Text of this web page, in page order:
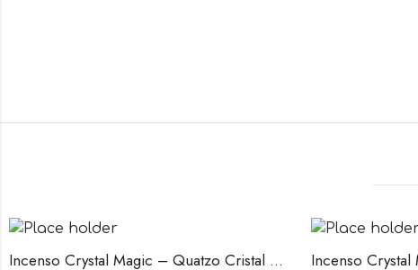
Incenso Crystal Magic – Quatzo Cristal – 15gr Incenso